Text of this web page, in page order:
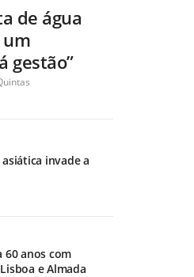
de água
um
gestão”
invade a
60 anos com
e Almada